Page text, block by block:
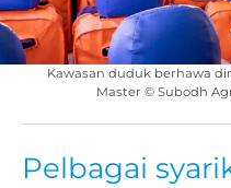
Kawasan duduk berhawa
Master © Subodh
Pelbagai